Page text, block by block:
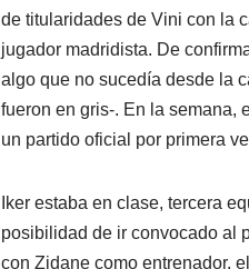
de titularidades de Vini con la
jugador madridista. De
algo que no sucedía desde la
fueron en gris-. En la semana,
un partido oficial por primera
Iker estaba en clase, tercera
posibilidad de ir convocado al
con Zidane como entrenador,